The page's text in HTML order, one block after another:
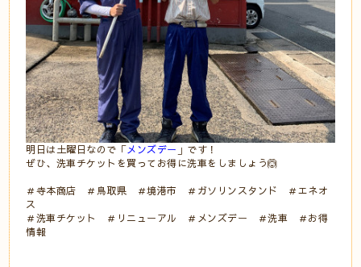
明日は土曜日なので「メンズデー 」です！
ぜひ、洗車チケットを買ってお得に洗車をしましょう🙆
＃寺本商店 ＃鳥取県 ＃境港市 ＃ガソリンスタンド ＃エネオ
ス
＃洗車チケット ＃リニューアル ＃メンズデー ＃洗車 ＃お得
情報